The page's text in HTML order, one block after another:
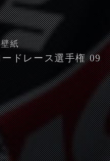
紙
ドレース選手権 09